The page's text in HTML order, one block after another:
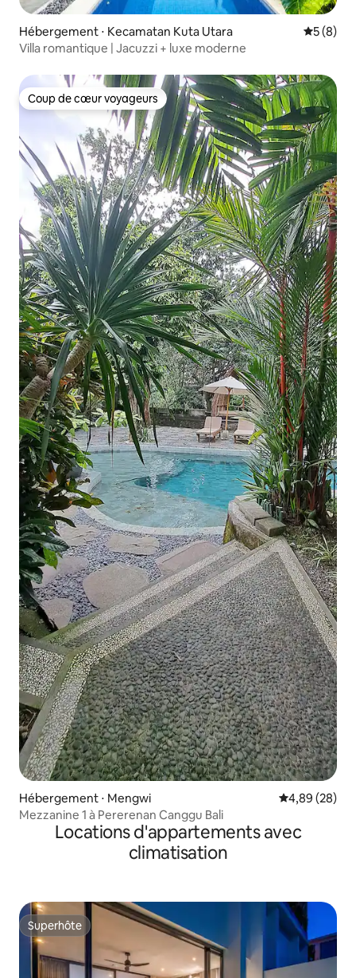
Hébergement ⋅ Kecamatan Kuta Utara
5 (8)
Villa romantique | Jacuzzi + luxe moderne
Coup de cœur voyageurs
Coup de cœur voyageurs
Hébergement ⋅ Mengwi Évaluation
4,89 (28)
Mezzanine 1 à Pererenan Canggu Bali
Locations d'appartements avec
climatisation
Superhôte
Superhôte